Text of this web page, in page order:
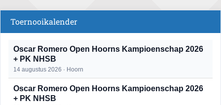
Toernooikalender
Oscar Romero Open Hoorns Kampioenschap 2026
+ PK NHSB
14 augustus 2026 · Hoorn
Oscar Romero Open Hoorns Kampioenschap 2026
+ PK NHSB